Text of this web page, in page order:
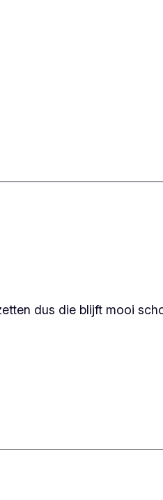
dus die blijft mooi